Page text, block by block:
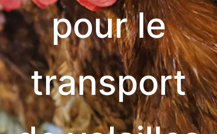
pour le
transport